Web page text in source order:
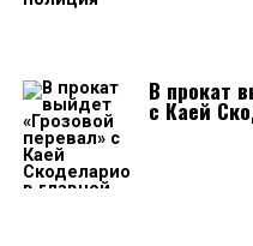
В прокат
с Каей